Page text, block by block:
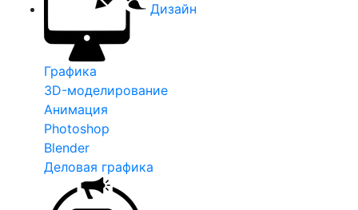
Дизайн
Графика
3D-моделирование
Анимация
Photoshop
Blender
Деловая графика